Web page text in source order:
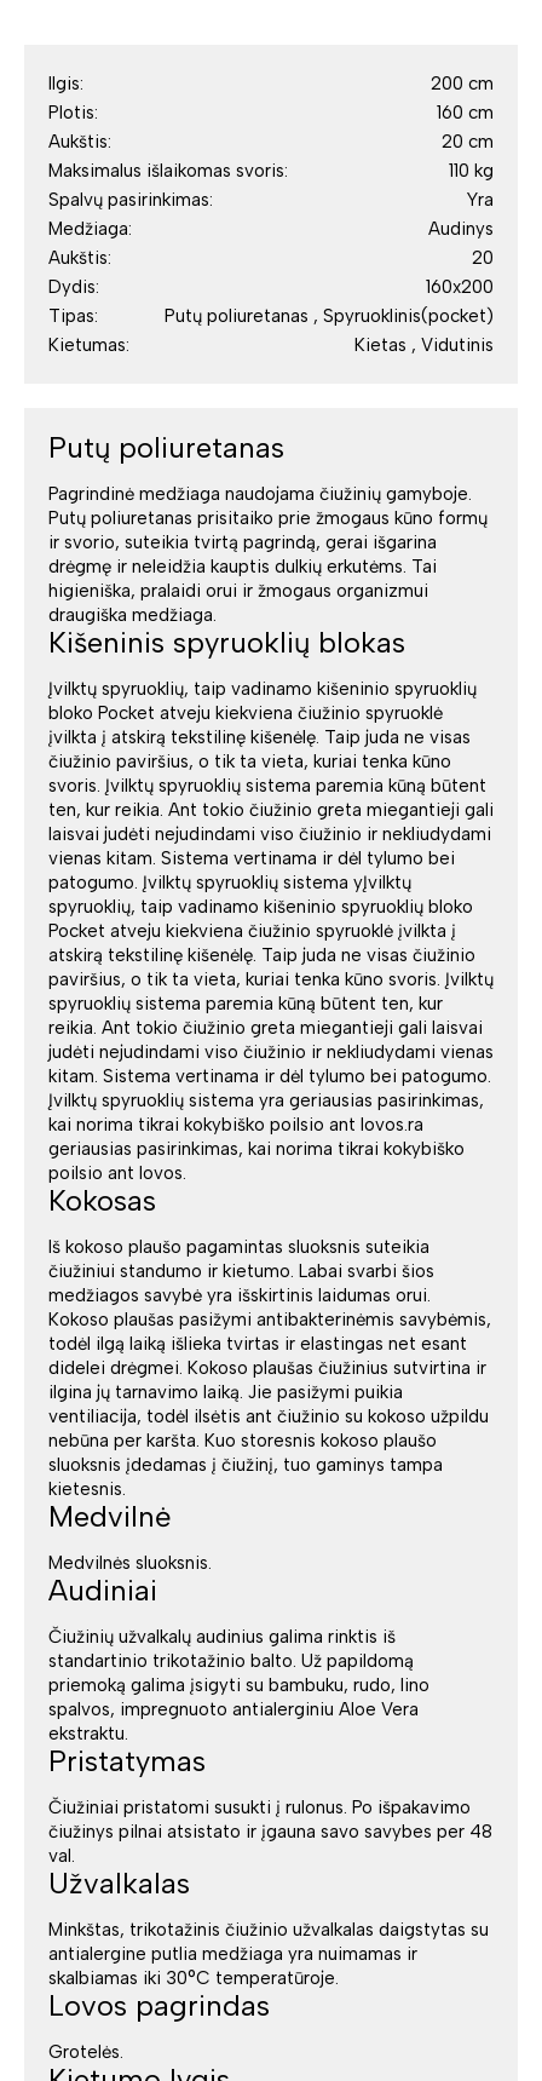
Ilgis:
200 cm
Plotis:
160 cm
Aukštis:
20 cm
Maksimalus išlaikomas svoris:
110 kg
Spalvų pasirinkimas:
Yra
Medžiaga:
Audinys
Aukštis:
20
Dydis:
160x200
Tipas:
Putų poliuretanas , Spyruoklinis(pocket)
Kietumas:
Kietas , Vidutinis
Putų poliuretanas
Pagrindinė medžiaga naudojama čiužinių gamyboje.
Putų poliuretanas prisitaiko prie žmogaus kūno formų
ir svorio, suteikia tvirtą pagrindą, gerai išgarina
drėgmę ir neleidžia kauptis dulkių erkutėms. Tai
higieniška, pralaidi orui ir žmogaus organizmui
draugiška medžiaga.
Kišeninis spyruoklių blokas
Įvilktų spyruoklių, taip vadinamo kišeninio spyruoklių
bloko Pocket atveju kiekviena čiužinio spyruoklė
įvilkta į atskirą tekstilinę kišenėlę. Taip juda ne visas
čiužinio paviršius, o tik ta vieta, kuriai tenka kūno
svoris. Įvilktų spyruoklių sistema paremia kūną būtent
ten, kur reikia. Ant tokio čiužinio greta miegantieji gali
laisvai judėti nejudindami viso čiužinio ir nekliudydami
vienas kitam. Sistema vertinama ir dėl tylumo bei
patogumo. Įvilktų spyruoklių sistema yĮvilktų
spyruoklių, taip vadinamo kišeninio spyruoklių bloko
Pocket atveju kiekviena čiužinio spyruoklė įvilkta į
atskirą tekstilinę kišenėlę. Taip juda ne visas čiužinio
paviršius, o tik ta vieta, kuriai tenka kūno svoris. Įvilktų
spyruoklių sistema paremia kūną būtent ten, kur
reikia. Ant tokio čiužinio greta miegantieji gali laisvai
judėti nejudindami viso čiužinio ir nekliudydami vienas
kitam. Sistema vertinama ir dėl tylumo bei patogumo.
Įvilktų spyruoklių sistema yra geriausias pasirinkimas,
kai norima tikrai kokybiško poilsio ant lovos.ra
geriausias pasirinkimas, kai norima tikrai kokybiško
poilsio ant lovos.
Kokosas
Iš kokoso plaušo pagamintas sluoksnis suteikia
čiužiniui standumo ir kietumo. Labai svarbi šios
medžiagos savybė yra išskirtinis laidumas orui.
Kokoso plaušas pasižymi antibakterinėmis savybėmis,
todėl ilgą laiką išlieka tvirtas ir elastingas net esant
didelei drėgmei. Kokoso plaušas čiužinius sutvirtina ir
ilgina jų tarnavimo laiką. Jie pasižymi puikia
ventiliacija, todėl ilsėtis ant čiužinio su kokoso užpildu
nebūna per karšta. Kuo storesnis kokoso plaušo
sluoksnis įdedamas į čiužinį, tuo gaminys tampa
kietesnis.
Medvilnė
Medvilnės sluoksnis.
Audiniai
Čiužinių užvalkalų audinius galima rinktis iš
standartinio trikotažinio balto. Už papildomą
priemoką galima įsigyti su bambuku, rudo, lino
spalvos, impregnuoto antialerginiu Aloe Vera
ekstraktu.
Pristatymas
Čiužiniai pristatomi susukti į rulonus. Po išpakavimo
čiužinys pilnai atsistato ir įgauna savo savybes per 48
val.
Užvalkalas
Minkštas, trikotažinis čiužinio užvalkalas daigstytas su
antialergine putlia medžiaga yra nuimamas ir
skalbiamas iki 30°C temperatūroje.
Lovos pagrindas
Grotelės.